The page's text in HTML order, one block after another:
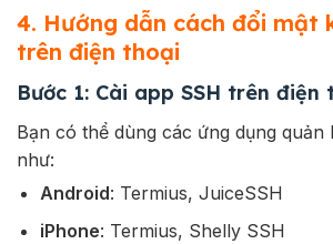
4. Hướng dẫn cách đổi mật
trên điện thoại
Bước 1: Cài app SSH trên điện
Bạn có thể dùng các ứng dụng quản
như:
Android: Termius, JuiceSSH
iPhone: Termius, Shelly SSH